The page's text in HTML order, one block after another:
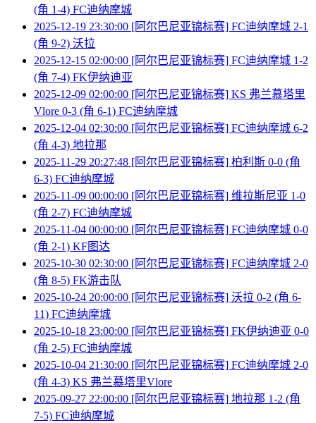
(角 1-4) FC迪纳摩城
2025-12-19 23:30:00 [阿尔巴尼亚锦标赛] FC迪纳摩城 2-1
(角 9-2) 沃拉
2025-12-15 02:00:00 [阿尔巴尼亚锦标赛] FC迪纳摩城 1-2
(角 7-4) FK伊纳迪亚
2025-12-09 02:00:00 [阿尔巴尼亚锦标赛] KS 弗兰慕塔里
Vlore 0-3 (角 6-1) FC迪纳摩城
2025-12-04 02:30:00 [阿尔巴尼亚锦标赛] FC迪纳摩城 6-2
(角 4-3) 地拉那
2025-11-29 20:27:48 [阿尔巴尼亚锦标赛] 柏利斯 0-0 (角
6-3) FC迪纳摩城
2025-11-09 00:00:00 [阿尔巴尼亚锦标赛] 维拉斯尼亚 1-0
(角 2-7) FC迪纳摩城
2025-11-04 00:00:00 [阿尔巴尼亚锦标赛] FC迪纳摩城 0-0
(角 2-1) KF图达
2025-10-30 02:30:00 [阿尔巴尼亚锦标赛] FC迪纳摩城 2-0
(角 8-5) FK游击队
2025-10-24 20:00:00 [阿尔巴尼亚锦标赛] 沃拉 0-2 (角 6-
11) FC迪纳摩城
2025-10-18 23:00:00 [阿尔巴尼亚锦标赛] FK伊纳迪亚 0-0
(角 2-5) FC迪纳摩城
2025-10-04 21:30:00 [阿尔巴尼亚锦标赛] FC迪纳摩城 2-0
(角 4-3) KS 弗兰慕塔里Vlore
2025-09-27 22:00:00 [阿尔巴尼亚锦标赛] 地拉那 1-2 (角
7-5) FC迪纳摩城